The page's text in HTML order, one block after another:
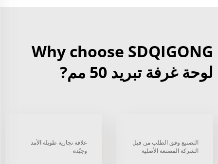
Why choose SDQIGONG
لوحة غرفة تبريد 50 مم?
التصنيع وفق الطلب من قبل
الشركة المصنعة الأصلية
علاقة تجارية طويلة الأمد
وجيّدة